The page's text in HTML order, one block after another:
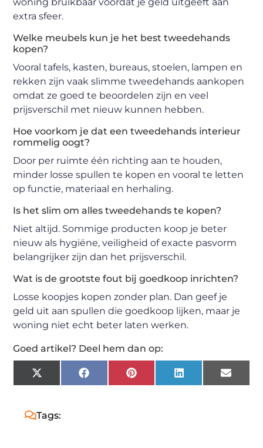
extra sfeer.
Welke meubels kun je het best tweedehands
kopen?
Vooral tafels, kasten, bureaus, stoelen, lampen en
rekken zijn vaak slimme tweedehands aankopen
omdat ze goed te beoordelen zijn en veel
prijsverschil met nieuw kunnen hebben.
Hoe voorkom je dat een tweedehands interieur
rommelig oogt?
Door per ruimte één richting aan te houden,
minder losse spullen te kopen en vooral te letten
op functie, materiaal en herhaling.
Is het slim om alles tweedehands te kopen?
Niet altijd. Sommige producten koop je beter
nieuw als hygiëne, veiligheid of exacte pasvorm
belangrijker zijn dan het prijsverschil.
Wat is de grootste fout bij goedkoop inrichten?
Losse koopjes kopen zonder plan. Dan geef je
geld uit aan spullen die goedkoop lijken, maar je
woning niet echt beter laten werken.
Goed artikel? Deel hem dan op:
X
(Twitter)
FacebookPinterestLinkedIn Email
Tags: